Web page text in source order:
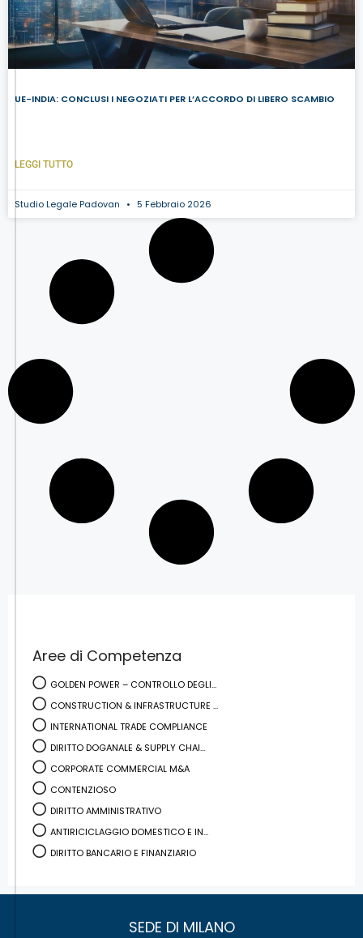
UE-INDIA: CONCLUSI I NEGOZIATI PER L’ACCORDO DI LIBERO SCAMBIO
LEGGI TUTTO
Studio Legale Padovan 5 Febbraio 2026
Aree di Competenza
GOLDEN POWER – CONTROLLO DEGLI...
CONSTRUCTION & INFRASTRUCTURE ...
INTERNATIONAL TRADE COMPLIANCE
DIRITTO DOGANALE & SUPPLY CHAI...
CORPORATE COMMERCIAL M&A
CONTENZIOSO
DIRITTO AMMINISTRATIVO
ANTIRICICLAGGIO DOMESTICO E IN...
DIRITTO BANCARIO E FINANZIARIO
SEDE DI MILANO